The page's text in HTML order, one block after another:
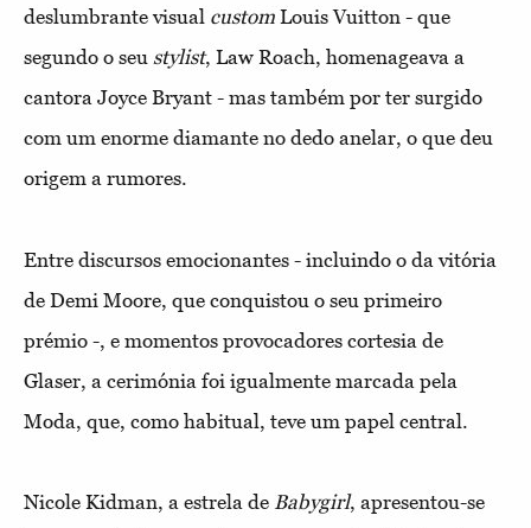
deslumbrante visual custom Louis Vuitton - que
segundo o seu stylist, Law Roach, homenageava a
cantora Joyce Bryant - mas também por ter surgido
com um enorme diamante no dedo anelar, o que deu
origem a rumores.
Entre discursos emocionantes - incluindo o da vitória
de Demi Moore, que conquistou o seu primeiro
prémio -, e momentos provocadores cortesia de
Glaser, a cerimónia foi igualmente marcada pela
Moda, que, como habitual, teve um papel central.
Nicole Kidman, a estrela de Babygirl, apresentou-se